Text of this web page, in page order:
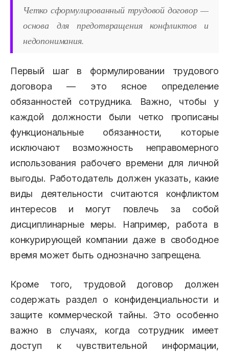
Четко сформулированный трудовой договор —
основа для предотвращения конфликтов и
недопонимания.
Первый шаг в формулировании трудового
договора — это ясное определение
обязанностей сотрудника. Важно, чтобы у
каждой должности были четко прописаны
функциональные обязанности, которые
исключают возможность неправомерного
использования рабочего времени для личной
выгоды. Работодатель должен указать, какие
виды деятельности считаются конфликтом
интересов и могут повлечь за собой
дисциплинарные меры. Например, работа в
конкурирующей компании даже в свободное
время может быть однозначно запрещена.
Кроме того, трудовой договор должен
содержать раздел о конфиденциальности и
защите коммерческой тайны. Это особенно
важно в случаях, когда сотрудник имеет
доступ к чувствительной информации,